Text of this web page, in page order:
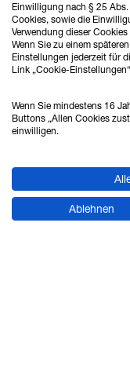
Verkauf &
Ahlrich Siemens
28357 Bremen
Tel.: 0421 - 27808
Fax: 0421 -
vertrieb@ahlrich-
Einwilligung nach § 25
Cookies, sowie die
Verwendung dieser
Wenn Sie zu einem
Einstellungen jederzeit für
Link „Cookie-
Wenn Sie mindestens 16
Buttons „Allen Cookies
einwilligen.
Ablehnen